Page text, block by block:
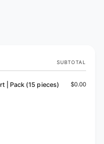
SUBTOTAL
| Pack (15 pieces) $0.00